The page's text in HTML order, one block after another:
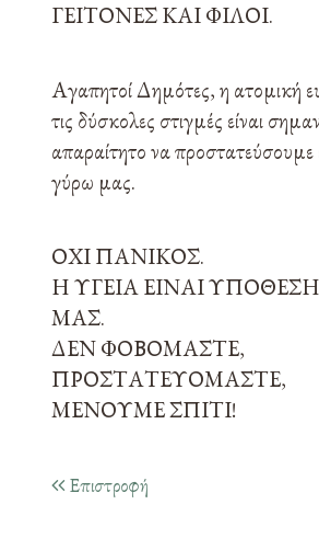
ΓΕΙΤΟΝΕΣ ΚΑΙ ΦΙΛΟΙ.
Αγαπητοί Δημότες, η ατομική
τις δύσκολες στιγμές είναι
απαραίτητο να προστατεύσουμε
γύρω μας.
ΟΧΙ ΠΑΝΙΚΟΣ.
Η ΥΓΕΙΑ ΕΙΝΑΙ
ΜΑΣ.
ΔΕΝ ΦΟΒΟΜΑΣΤΕ,
ΠΡΟΣΤΑΤΕΥΟΜΑΣΤΕ,
ΜΕΝΟΥΜΕ ΣΠΙΤΙ!
Επιστροφή